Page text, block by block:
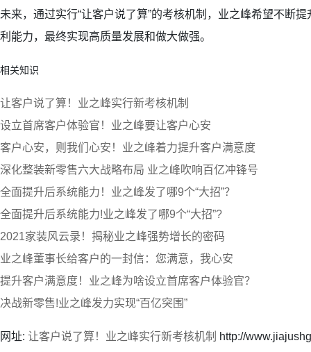
未来，通过实行“让客户说了算”的考核机制，业之峰希望不断
利能力，最终实现高质量发展和做大做强。
相关知识
让客户说了算！业之峰实行新考核机制
设立首席客户体验官！业之峰要让客户心安
客户心安，则我们心安！业之峰着力提升客户满意度
深化整装新零售六大战略布局 业之峰吹响百亿冲锋号
全面提升后系统能力！业之峰发了哪9个“大招”？
全面提升后系统能力!业之峰发了哪9个“大招”?
2021家装风云录！揭秘业之峰强势增长的密码
业之峰董事长给客户的一封信：您满意，我心安
提升客户满意度！业之峰为啥设立首席客户体验官？
决战新零售!业之峰发力实现“百亿突围”
网址: 让客户说了算！业之峰实行新考核机制 http://